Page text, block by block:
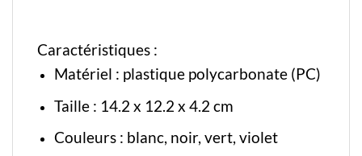
Caractéristiques :
Matériel : plastique polycarbonate (PC)
Taille : 14.2 x 12.2 x 4.2 cm
Couleurs : blanc, noir, vert, violet